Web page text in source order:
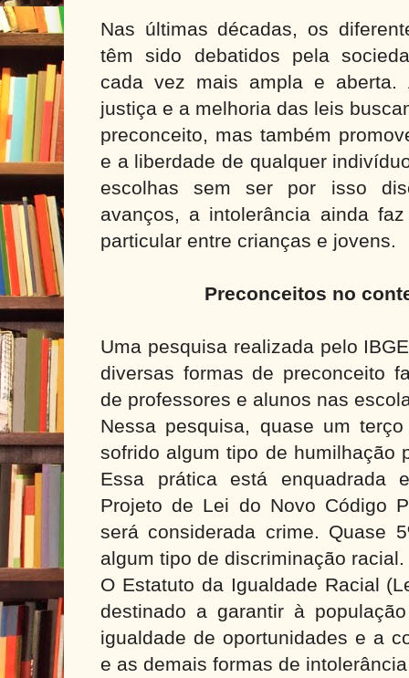
Nas últimas décadas, os
têm sido debatidos pela
cada vez mais ampla e
justiça e a melhoria das leis
preconceito, mas também
e a liberdade de qualquer
escolhas sem ser por isso
avanços, a intolerância ainda
particular entre crianças e jovens.
Preconceitos no
Uma pesquisa realizada pelo
diversas formas de preconceito
de professores e alunos nas
Nessa pesquisa, quase um
sofrido algum tipo de humilhação
Essa prática está enquadrada
Projeto de Lei do Novo Código
será considerada crime. Quase
algum tipo de discriminação racial.
O Estatuto da Igualdade Racial
destinado a garantir à
igualdade de oportunidades e a
e as demais formas de